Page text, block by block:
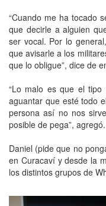
“Cuando me ha tocado
que decirle a alguien
ser vocal. Por lo
que avisarle a los
que lo obligue”, dice de
“Lo malo es que el
aguantar que esté todo
persona así no nos
posible de pega”, agregó.
Daniel (pide que no
en Curacaví y desde la
los distintos grupos de